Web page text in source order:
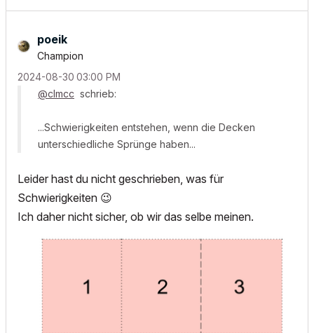
poeik
Champion
‎2024-08-30 03:00 PM
@clmcc schrieb:
...Schwierigkeiten entstehen, wenn die Decken
unterschiedliche Sprünge haben...
Leider hast du nicht geschrieben, was für
Schwierigkeiten 😉
Ich daher nicht sicher, ob wir das selbe meinen.